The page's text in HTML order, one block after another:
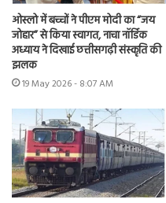
ओस्लो में बच्चों ने पीएम मोदी का “जय
जोहार” से किया स्वागत, नाचा नॉर्डिक
अध्याय ने दिखाई छत्तीसगढ़ी संस्कृति की
झलक
19 May 2026 - 8:07 AM